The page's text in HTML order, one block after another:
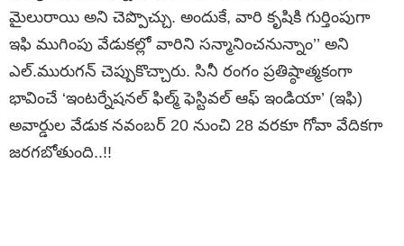
మైలురాయి అని చెప్పొచ్చు. అందుకే, వారి కృషికి గుర్తింపుగా
ఇఫి ముగింపు వేడుకల్లో వారిని సన్మానించనున్నాం’’ అని
ఎల్‌.మురుగన్‌ చెప్పుకొచ్చారు. సినీ రంగం ప్రతిష్ఠాత్మకంగా
భావించే ‘ఇంటర్నేషనల్‌ ఫిల్మ్‌ ఫెస్టివల్‌ ఆఫ్‌ ఇండియా’ (ఇఫి)
అవార్డుల వేడుక నవంబర్‌ 20 నుంచి 28 వరకూ గోవా వేదికగా
జరగబోతుంది..!!